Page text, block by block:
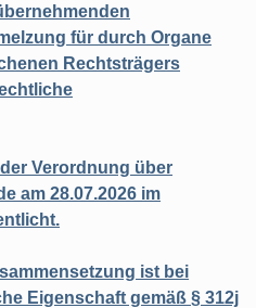
für durch Organe
Rechtsträgers
Verordnung über
am 28.07.2026 im
ist bei
Eigenschaft gemäß § 312j